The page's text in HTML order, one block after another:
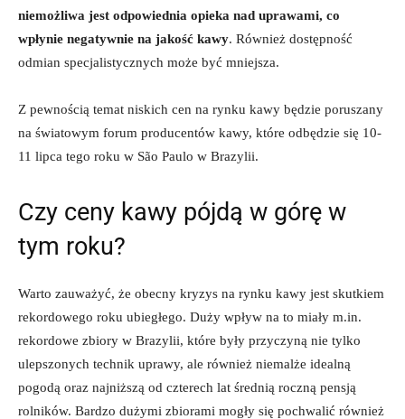
niemożliwa jest odpowiednia opieka nad uprawami, co
wpłynie negatywnie na jakość kawy. Również dostępność
odmian specjalistycznych może być mniejsza.
Z pewnością temat niskich cen na rynku kawy będzie poruszany
na światowym forum producentów kawy, które odbędzie się 10-
11 lipca tego roku w São Paulo w Brazylii.
Czy ceny kawy pójdą w górę w
tym roku?
Warto zauważyć, że obecny kryzys na rynku kawy jest skutkiem
rekordowego roku ubiegłego. Duży wpływ na to miały m.in.
rekordowe zbiory w Brazylii, które były przyczyną nie tylko
ulepszonych technik uprawy, ale również niemalże idealną
pogodą oraz najniższą od czterech lat średnią roczną pensją
rolników. Bardzo dużymi zbiorami mogły się pochwalić również